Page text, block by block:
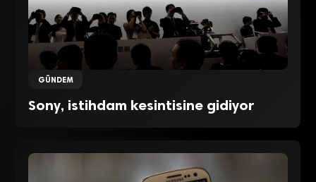
GÜNDEM
Sony, istihdam kesintisine gidiyor